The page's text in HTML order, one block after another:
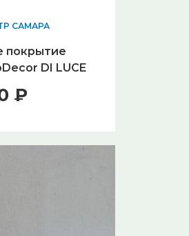
САМАРА
покрытие
DI LUCE
₽